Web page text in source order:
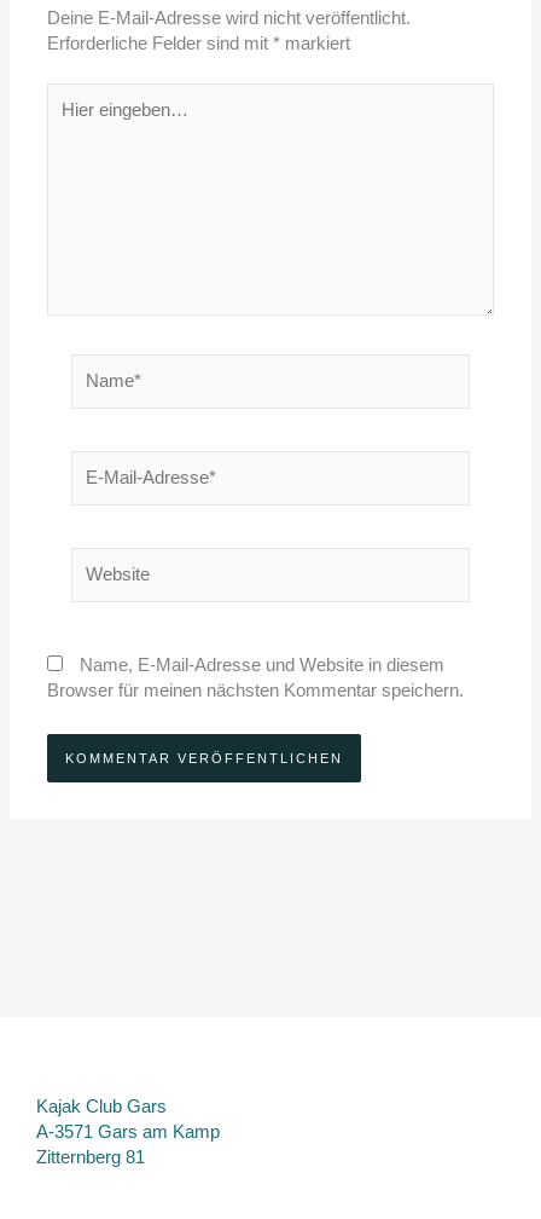
Deine E-Mail-Adresse wird nicht veröffentlicht.
Erforderliche Felder sind mit* markiert
eingeben…
Mail-
Name, E-Mail-Adresse und Website in diesem
Browser für meinen nächsten Kommentar speichern.
Kajak Club Gars
A-3571 Gars am Kamp
Zitternberg 81